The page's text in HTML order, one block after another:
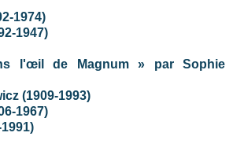
1974)
1947)
l'œil de Magnum » par Sophie
(1909-1993)
1967)